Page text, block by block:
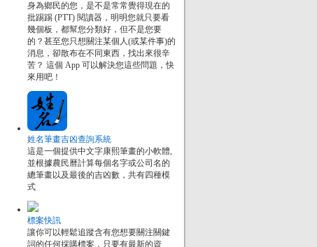
身為鄉民的您，是不是常常覺得現在的
批踢踢 (PTT) 閱讀器，明明您就只要看
幾個板，都幫您分類好，但不是您要
的？甚至您只想關注某個人(或某件事)的
消息，卻散布在不同東西，找出來很辛
苦？ 這個 App 可以解決您這些問題，快
來用吧！
姓名筆畫吉凶查詢系統
這是一個提供中文字康熙筆畫的小軟體,
並根據農民曆計算每個名字或公司名的
總筆畫以及最後的吉凶數，共有四種模
式
標案快訊
讓你可以輕鬆追蹤含有您想要關注關鍵
詞的任何採購標案，只要有最新的資